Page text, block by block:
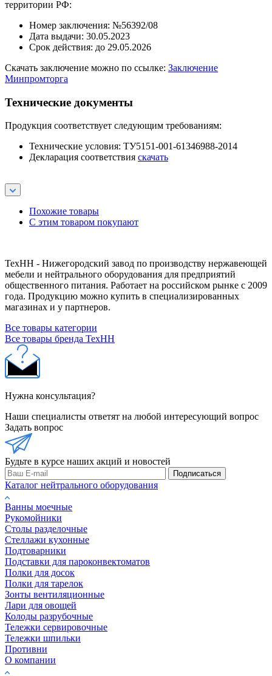
территории РФ:
Номер заключения: №56392/08
Дата выдачи: 30.05.2023
Срок действия: до 29.05.2026
Скачать заключение можно по ссылке: Заключение
Минпромторга
Технические документы
Продукция соответствует следующим требованиям:
Технические условия: ТУ5151-001-61346988-2014
Декларация соответствия скачать
Похожие товары
С этим товаром покупают
ТехНН - Нижегородский завод по производству нержавеющей
мебели и нейтрального оборудования для предприятий
общественного питания. Работает на российском рынке с 2009
года. Продукцию можно купить в специализированных
магазинах и у партнеров.
Все товары категории
Все товары бренда ТехНН
Нужна консультация?
Наши специалисты ответят на любой интересующий вопрос
Задать вопрос
Будьте в курсе наших акций и новостей
Подписаться
Каталог нейтрального оборудования
Ванны моечные
Рукомойники
Столы разделочные
Стеллажи кухонные
Подтоварники
Подставки для пароконвектоматов
Полки для досок
Полки для тарелок
Зонты вентиляционные
Лари для овощей
Колоды разрубочные
Тележки сервировочные
Тележки шпильки
Противни
О компании